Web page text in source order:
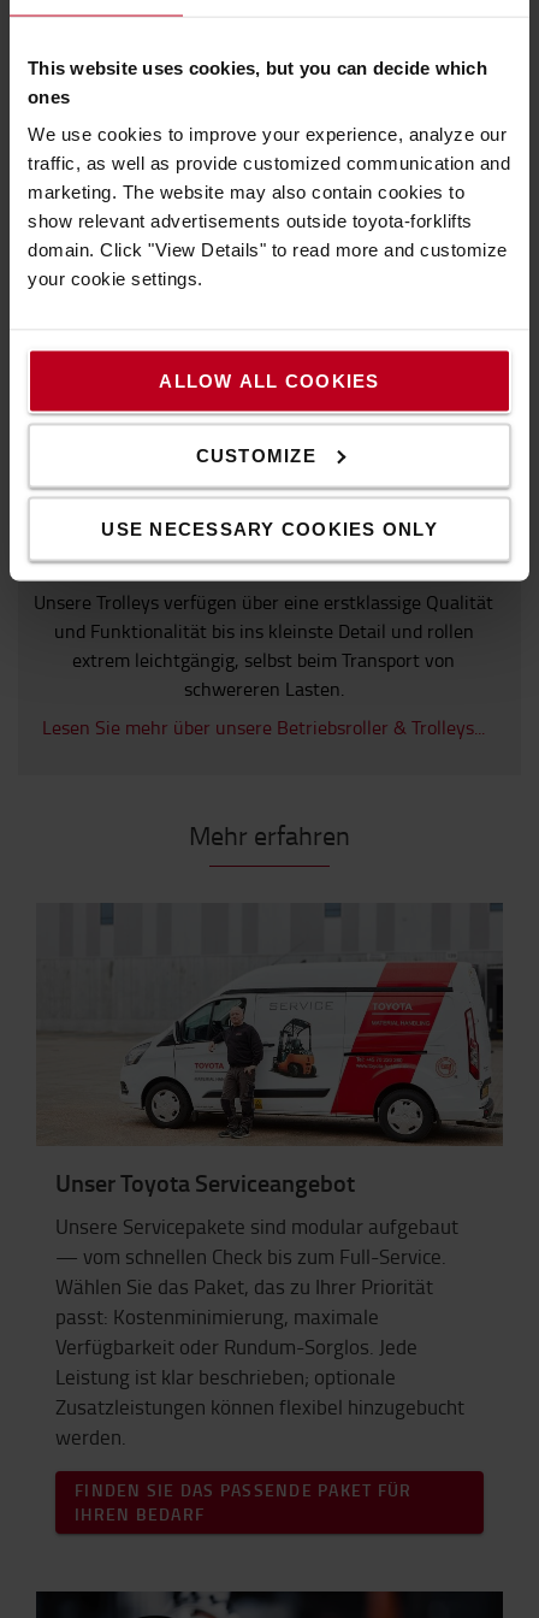
This website uses cookies, but you can decide which
ones
We use cookies to improve your experience, analyze our
traffic, as well as provide customized communication and
marketing. The website may also contain cookies to
show relevant advertisements outside toyota-forklifts
domain. Click "View Details" to read more and customize
your cookie settings.
ALLOW ALL COOKIES
CUSTOMIZE
USE NECESSARY COOKIES ONLY
sicher unterwegs. Wählen Sie die von Ihnen gewünschte
Entdecken Sie unsere Auswahl an
Beleuchtungssystemen
Unsere Trolleys
Laufen einfach rund
Unsere Trolleys verfügen über eine erstklassige Qualität
und Funktionalität bis ins kleinste Detail und rollen
extrem leichtgängig, selbst beim Transport von
schwereren Lasten.
Lesen Sie mehr über unsere Betriebsroller & Trolleys...
Mehr erfahren
Unser Toyota Serviceangebot
Unsere Servicepakete sind modular aufgebaut
— vom schnellen Check bis zum Full-Service.
Wählen Sie das Paket, das zu Ihrer Priorität
passt: Kostenminimierung, maximale
Verfügbarkeit oder Rundum-Sorglos. Jede
Leistung ist klar beschrieben; optionale
Zusatzleistungen können flexibel hinzugebucht
werden.
FINDEN SIE DAS PASSENDE PAKET FÜR
IHREN BEDARF